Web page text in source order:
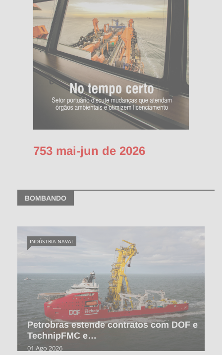
753 mai-jun de 2026
BOMBANDO
Petrobras estende contratos com DOF e
TechnipFMC e…
01 Ago 2026
INDÚSTRIA NAVAL